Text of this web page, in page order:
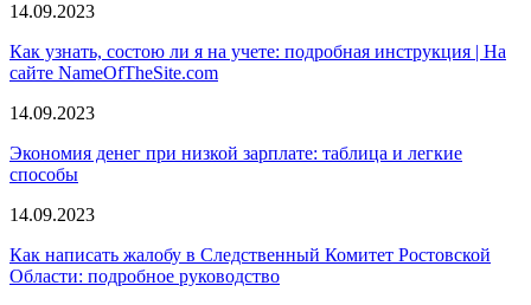
14.09.2023
Как узнать, состою ли я на учете: подробная инструкция | На
сайте NameOfTheSite.com
14.09.2023
Экономия денег при низкой зарплате: таблица и легкие
способы
14.09.2023
Как написать жалобу в Следственный Комитет Ростовской
Области: подробное руководство